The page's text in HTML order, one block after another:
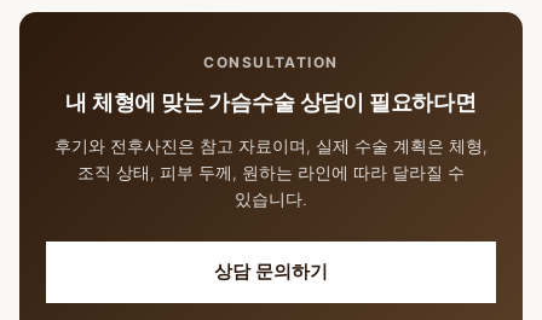
CONSULTATION
내 체형에 맞는 가슴수술 상담이 필요하다면
후기와 전후사진은 참고 자료이며, 실제 수술 계획은 체형,
조직 상태, 피부 두께, 원하는 라인에 따라 달라질 수
있습니다.
상담 문의하기